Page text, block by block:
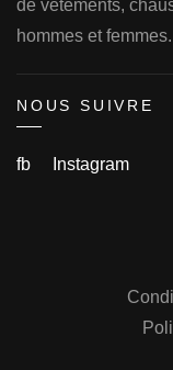
de vêtements,
hommes et femmes.
NOUS SUIVRE
fb Instagram